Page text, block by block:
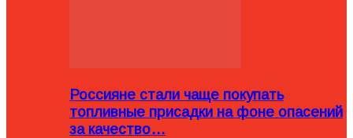
Россияне стали чаще покупать
топливные присадки на фоне опасений
за качество…